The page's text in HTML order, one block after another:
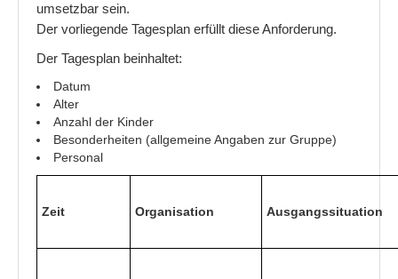
Worauf man bei einer Buchvorstellung achten sollte
Gesundheit
Immer wieder Milchstau
Nasensauger für Baby´s hilft oder nicht?
Kinder
umsetzbar sein.
Der vorliegende Tagesplan erfüllt diese Anforderung.
Der Tagesplan beinhaltet:
Datum
Alter
Anzahl der Kinder
Besonderheiten (allgemeine Angaben zur Gruppe)
Personal
Zeit Organisation Ausgangssituation